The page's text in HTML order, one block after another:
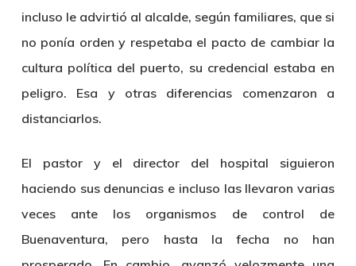
incluso le advirtió al alcalde, según familiares, que si
no ponía orden y respetaba el pacto de cambiar la
cultura política del puerto, su credencial estaba en
peligro. Esa y otras diferencias comenzaron a
distanciarlos.
El pastor y el director del hospital siguieron
haciendo sus denuncias e incluso las llevaron varias
veces ante los organismos de control de
Buenaventura, pero hasta la fecha no han